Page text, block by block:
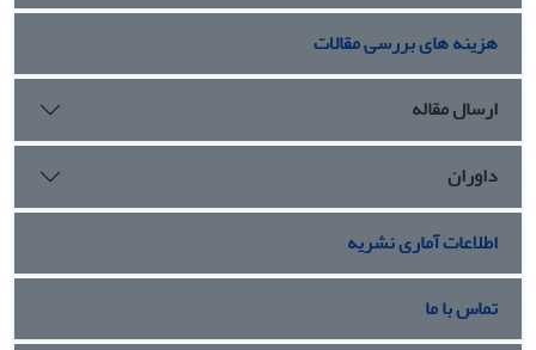
هزینه های بررسی مقالات
ارسال مقاله
داوران
اطلاعات آماری نشریه
تماس با ما